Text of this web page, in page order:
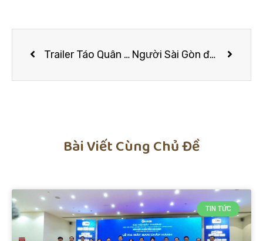
Trailer Táo Quân 2022 được Vân Dung hé lộ trên trang cá nhân Người Sài Gòn đổ về tham quan đường hoa Nguyễn Huệ
Bài Viết Cùng Chủ Đề
TIN TỨC